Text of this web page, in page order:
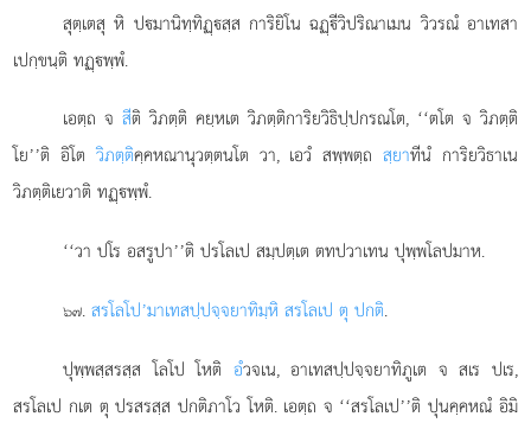
สุตฺเตสุ หิ ปมานิทฺทิฏฺสฺส การิยิโน ฉฏฺีวิปริณาเมน วิวรณํ อาเทสา
เปกฺขนฺติ ทฏฺพฺพํ.
เอตฺถ จ สีติ วิภตฺติ คยฺหเต วิภตฺติการิยวิธิปฺปกรณโต, ‘‘ตโต จ วิภตฺติ
โย’’ติ อิโตวิภตฺติคฺคหณานุวตฺตนโต วา, เอวํ สพฺพตฺถสฺยาทีนํ การิยวิธาเน
วิภตฺติเยวาติ ทฏฺพฺพํ.
‘‘วา ปโร อสรูปา’’ติ ปรโลเป สมฺปตฺเต ตทปวาเทน ปุพฺพโลปมาห.
๖๗.สรโลโป’มาเทสปฺปจฺจยาทิมฺหิ สรโลเป ตุ ปกติ.
ปุพฺพสฺสรสฺส โลโป โหติ อํวจเน, อาเทสปฺปจฺจยาทิภูเต จ สเร ปเร,
สรโลเป กเต ตุ ปรสรสฺส ปกติภาโว โหติ. เอตฺถ จ ‘‘สรโลเป’’ติ ปุนคฺคหณํ อิมิ